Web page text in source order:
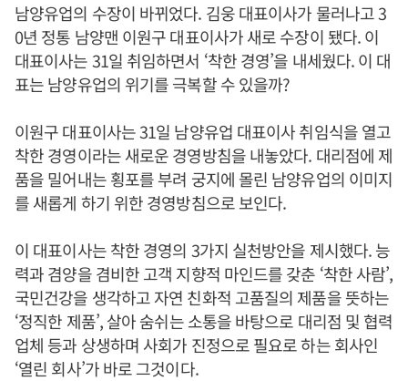
남양유업의 수장이 바뀌었다. 김웅 대표이사가 물러나고 3
0년 정통 남양맨 이원구 대표이사가 새로 수장이 됐다. 이
대표이사는 31일 취임하면서 ‘착한 경영’을 내세웠다. 이 대
표는 남양유업의 위기를 극복할 수 있을까?
이원구 대표이사는 31일 남양유업 대표이사 취임식을 열고
착한 경영이라는 새로운 경영방침을 내놓았다. 대리점에 제
품을 밀어내는 횡포를 부려 궁지에 몰린 남양유업의 이미지
를 새롭게 하기 위한 경영방침으로 보인다.
이 대표이사는 착한 경영의 3가지 실천방안을 제시했다. 능
력과 겸양을 겸비한 고객 지향적 마인드를 갖춘 ‘착한 사람’,
국민건강을 생각하고 자연 친화적 고품질의 제품을 뜻하는
‘정직한 제품’, 살아 숨쉬는 소통을 바탕으로 대리점 및 협력
업체 등과 상생하며 사회가 진정으로 필요로 하는 회사인
‘열린 회사’가 바로 그것이다.